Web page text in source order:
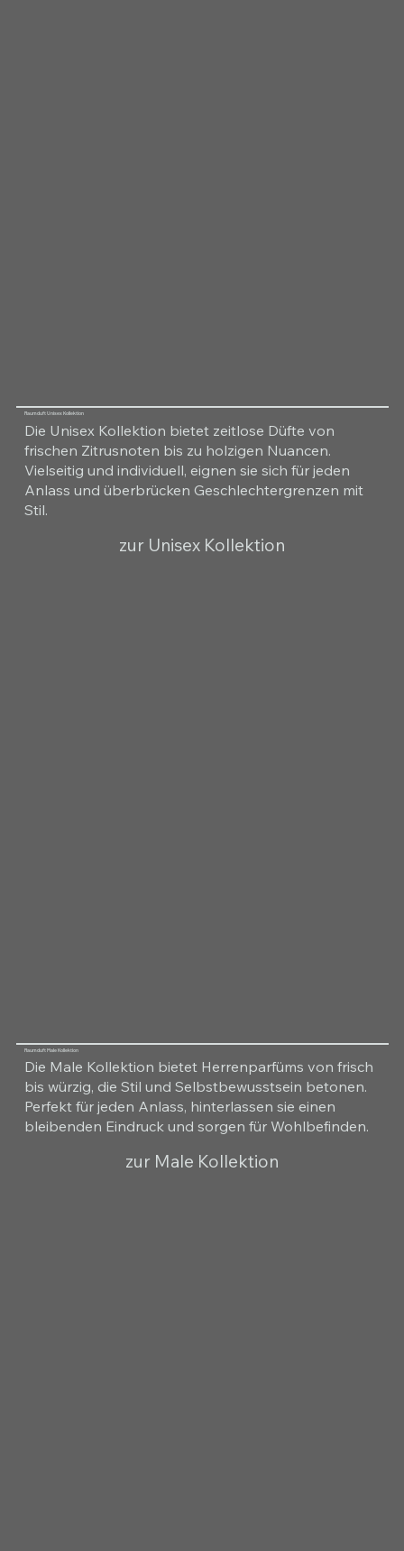
Raumduft Unisex Kollektion
Die Unisex Kollektion bietet zeitlose Düfte von
frischen Zitrusnoten bis zu holzigen Nuancen.
Vielseitig und individuell, eignen sie sich für jeden
Anlass und überbrücken Geschlechtergrenzen mit
Stil.
zur Unisex Kollektion
Raumduft Male Kollektion
Die Male Kollektion bietet Herrenparfüms von frisch
bis würzig, die Stil und Selbstbewusstsein betonen.
Perfekt für jeden Anlass, hinterlassen sie einen
bleibenden Eindruck und sorgen für Wohlbefinden.
zur Male Kollektion